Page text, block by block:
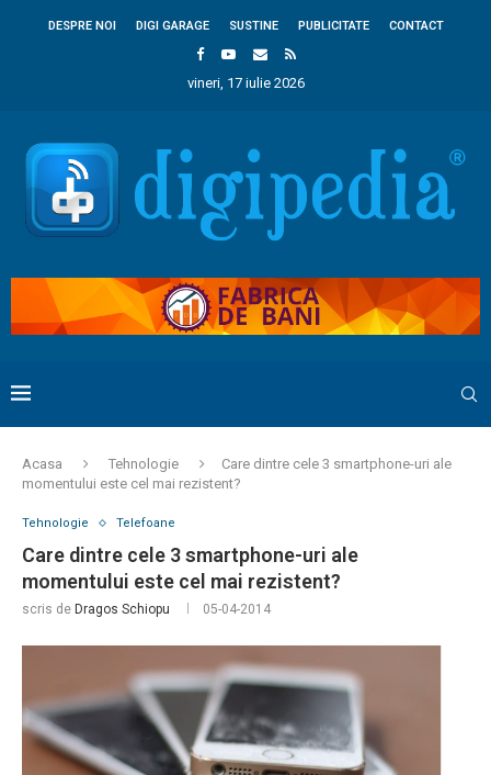
DESPRE NOI DIGI GARAGE SUSTINE PUBLICITATE CONTACT
vineri, 17 iulie 2026
Acasa Tehnologie
Care dintre cele 3 smartphone-uri ale
momentului este cel mai rezistent?
Tehnologie Telefoane
Care dintre cele 3 smartphone-uri ale
momentului este cel mai rezistent?
scris de Dragos Schiopu 05-04-2014